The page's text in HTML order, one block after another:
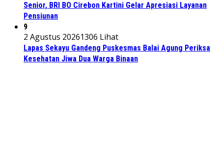
Senior, BRI BO Cirebon Kartini Gelar Apresiasi Layanan
Pensiunan
9
2 Agustus 20261306 Lihat
Lapas Sekayu Gandeng Puskesmas Balai Agung Periksa
Kesehatan Jiwa Dua Warga Binaan